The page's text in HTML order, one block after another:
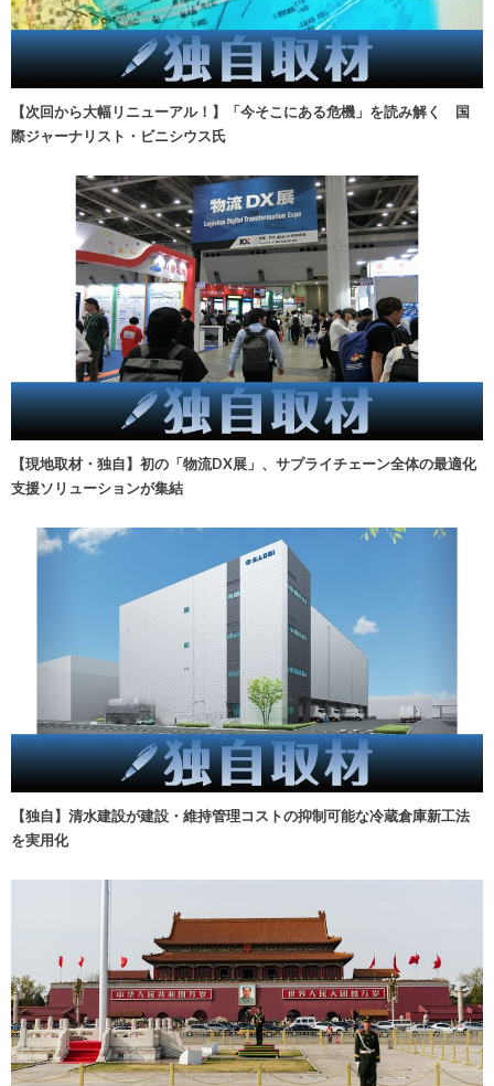
【次回から大幅リニューアル！】「今そこにある危機」を読み解く 国
際ジャーナリスト・ビニシウス氏
【現地取材・独自】初の「物流DX展」、サプライチェーン全体の最適化
支援ソリューションが集結
【独自】清水建設が建設・維持管理コストの抑制可能な冷蔵倉庫新工法
を実用化